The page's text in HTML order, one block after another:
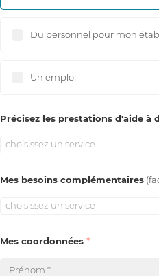
Du personnel pour mon
Un emploi
Précisez les prestations d'aide à
choisissez un service
Mes besoins complémentaires
choisissez un service
Mes coordonnées